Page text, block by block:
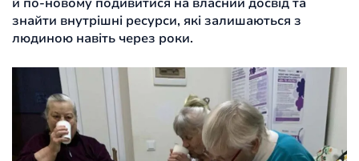
знайти внутрішні ресурси, які залишаються з
людиною навіть через роки.